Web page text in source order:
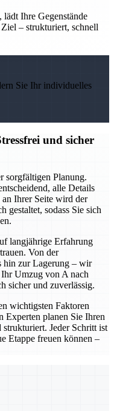
Ihre Gegenstände
– strukturiert, schnell
Sie Ihr individuelles
und sicher
sorgfältigen Planung.
alle Details
Ihrer Seite wird der
gestaltet, sodass Sie sich
langjährige Erfahrung
Von der
hin zur Lagerung – wir
Umzug von A nach
sicher und zuverlässig.
wichtigsten Faktoren
Experten planen Sie Ihren
Jeder Schritt ist
Etappe freuen können –